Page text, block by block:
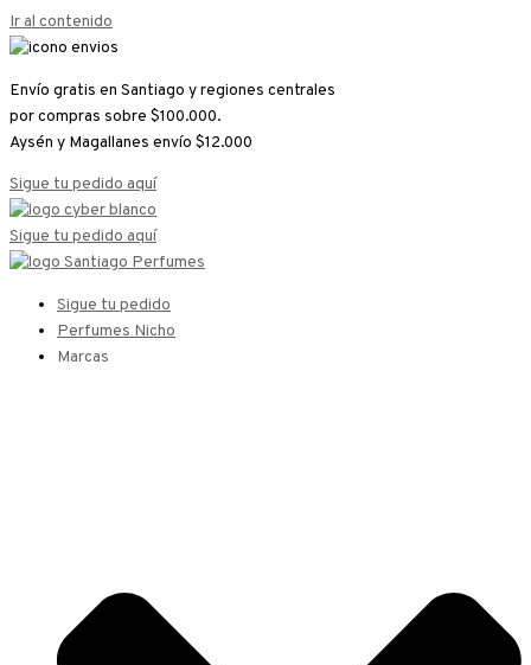
Ir al contenido
Envío gratis en Santiago y regiones centrales
por compras sobre $100.000.
Aysén y Magallanes envío $12.000
Sigue tu pedido aquí
Sigue tu pedido aquí
Sigue tu pedido
Perfumes Nicho
Marcas